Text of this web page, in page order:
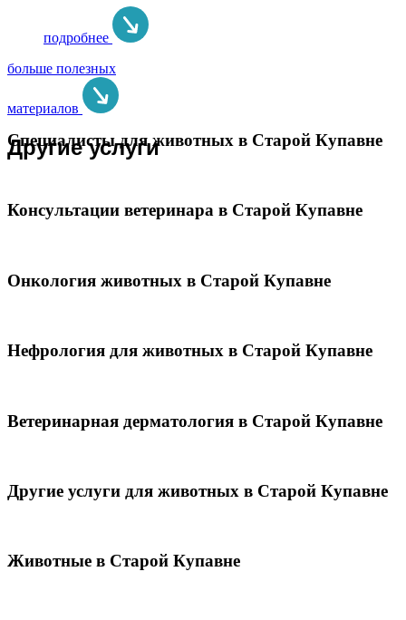
подробнее
больше полезных
материалов
Другие услуги
Специалисты для животных в Старой Купавне
Консультации ветеринара в Старой Купавне
Онкология животных в Старой Купавне
Нефрология для животных в Старой Купавне
Ветеринарная дерматология в Старой Купавне
Другие услуги для животных в Старой Купавне
Животные в Старой Купавне